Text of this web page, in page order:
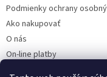
Podmienky ochrany
Ako nakupovať
O nás
On-line platby